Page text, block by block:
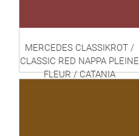
MERCEDES CLASSIKROT /
CLASSIC RED NAPPA PLEINE
FLEUR / CATANIA